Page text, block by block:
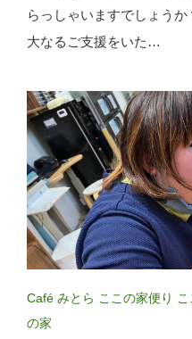
らっしゃいますでしょう
大なるご支援をいた…
Café みとら ここの家便り
の家